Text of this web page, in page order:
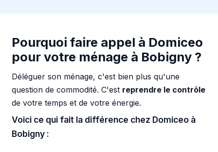
Pourquoi faire appel à Domiceo
pour votre ménage à Bobigny ?
Déléguer son ménage, c'est bien plus qu'une
question de commodité. C'est reprendre le contrôle
de votre temps et de votre énergie.
Voici ce qui fait la différence chez Domiceo à
Bobigny :